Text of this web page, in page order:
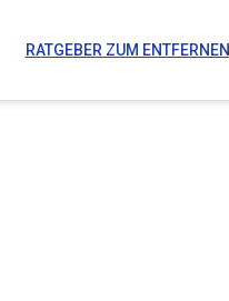
RATGEBER ZUM ENTFERNEN